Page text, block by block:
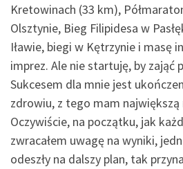
Kretowinach (33 km),
Olsztynie, Bieg Filipidesa w
Iławie, biegi w Kętrzynie i masę
imprez. Ale nie startuję, by zająć
Sukcesem dla mnie jest
zdrowiu, z tego mam największą
Oczywiście, na początku, jak
zwracałem uwagę na wyniki,
odeszły na dalszy plan, tak